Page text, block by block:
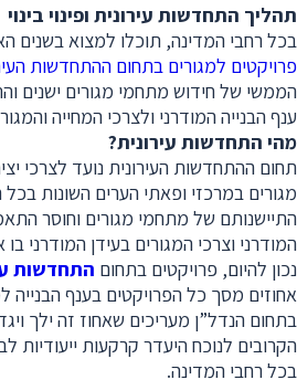
תהליך התחדשות עירונית ופינוי בינוי
בכל רחבי המדינה, תוכלו למצוא בשנים
פרויקטים למגורים בתחום ההתחדשות
הממשי של חידוש מתחמי מגורים ישנים
ענף הבנייה המודרני ולצרכי המחייה
מהי התחדשות עירונית?
תחום ההתחדשות העירונית נועד לצרכי
מגורים במרכזי ופאתי הערים השונות
התיישנותם של מתחמי מגורים וחוסר
המודרני וצרכי המגורים בעידן המודרני בו
נכון להיום, פרויקטים בתחום התחדשות
אחוזים מסך כל הפרויקטים בענף הבנייה
בתחום הנדל”ן מעריכים שאחוז זה ילך
הקרובים לנוכח היעדר קרקעות ייעודיות
בכל רחבי המדינה.